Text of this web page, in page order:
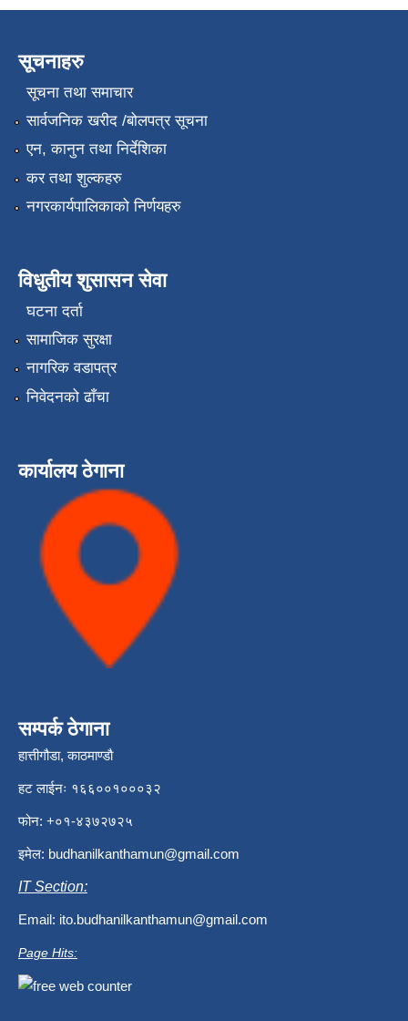
सूचनाहरु
सूचना तथा समाचार
सार्वजनिक खरीद /बोलपत्र सूचना
एन, कानुन तथा निर्देशिका
कर तथा शुल्कहरु
नगरकार्यपालिकाको निर्णयहरु
विधुतीय शुसासन सेवा
घटना दर्ता
सामाजिक सुरक्षा
नागरिक वडापत्र
निवेदनको ढाँचा
कार्यालय ठेगाना
सम्पर्क ठेगाना
हात्तीगौडा, काठमाण्डौ
हट लाईनः १६६००१०००३२
फोन: +०१-४३७२७२५
इमेल: budhanilkanthamun@gmail.com
IT Section:
Email: ito.budhanilkanthamun@gmail.com
Page Hits: